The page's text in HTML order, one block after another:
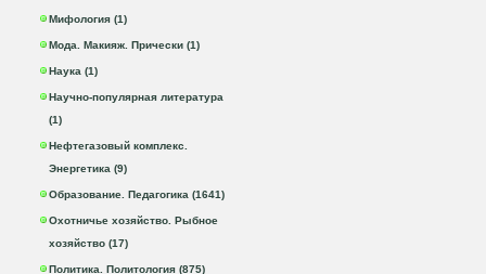
Мифология (1)
Мода. Макияж. Прически (1)
Наука (1)
Научно-популярная литература
(1)
Нефтегазовый комплекс.
Энергетика (9)
Образование. Педагогика (1641)
Охотничье хозяйство. Рыбное
хозяйство (17)
Политика. Политология (875)